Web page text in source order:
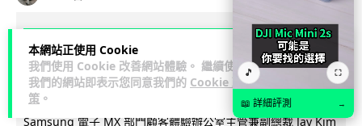
本網站正使用 Cookie
我們使用 Cookie 改善網站體驗。 繼續使用
我們的網站即表示您同意我們的 Cookie 政
策 。
Samsung 展示 Galaxy AI 新方向 未來
手機毋須輸入文字 轉向 Agent 全自動操
作
Samsung 電子 MX 部門顧客體驗辦公室主管兼副總裁 Jay Kim
🎵 ⛶
📖 詳細評測 →